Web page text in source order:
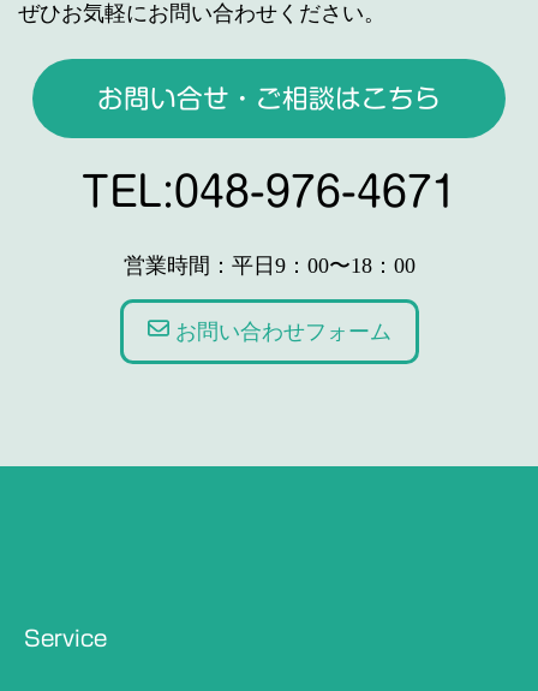
ぜひお気軽にお問い合わせください。
お問い合せ・ご相談はこちら
TEL:048-976-4671
営業時間：平日9：00〜18：00
お問い合わせフォーム
Service